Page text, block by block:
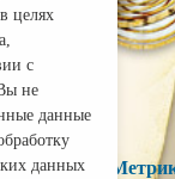
Правила
целях
с
не
данные
данных